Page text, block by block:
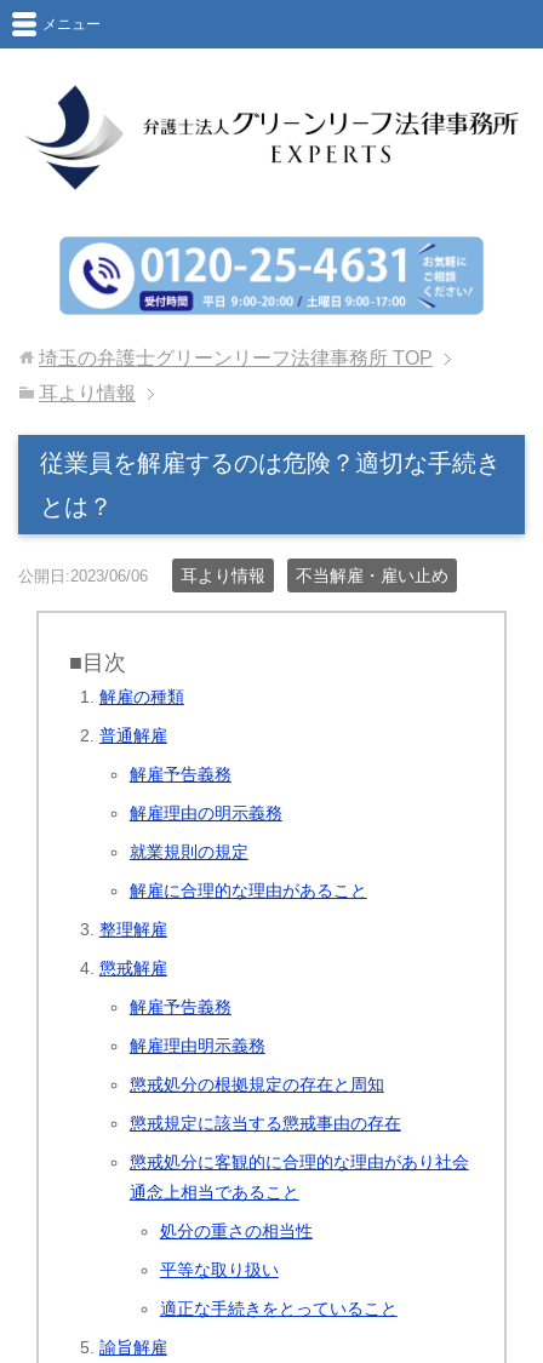
メニュー
埼玉の弁護士グリーンリーフ法律事務所 TOP
耳より情報
従業員を解雇するのは危険？適切な手続き
とは？
公開日:2023/06/06 耳より情報 不当解雇・雇い止め
■目次
解雇の種類
普通解雇
解雇予告義務
解雇理由の明示義務
就業規則の規定
解雇に合理的な理由があること
整理解雇
懲戒解雇
解雇予告義務
解雇理由明示義務
懲戒処分の根拠規定の存在と周知
懲戒規定に該当する懲戒事由の存在
懲戒処分に客観的に合理的な理由があり社会
通念上相当であること
処分の重さの相当性
平等な取り扱い
適正な手続きをとっていること
諭旨解雇